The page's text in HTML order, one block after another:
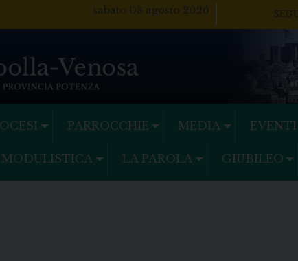
sabato 08 agosto 2026
PARROCCHIE MEDIA EVENTI
MODULISTICA LA PAROLA GIUBILEO